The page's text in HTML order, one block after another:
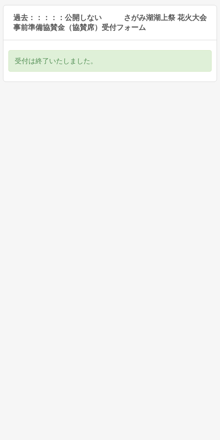
過去：：：：：公開しない さがみ湖湖上祭 花火大会
事前準備協賛金（協賛席）受付フォーム
受付は終了いたしました。